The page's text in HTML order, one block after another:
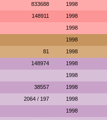
833688 1998
148911 1998
1998
1998
81 1998
148974 1998
1998
38557 1998
2064 / 197 1998
1998